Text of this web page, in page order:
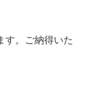
す。ご納得いた